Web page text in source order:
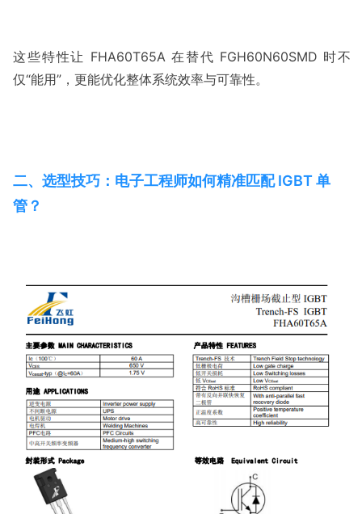
这些特性让 FHA60T65A 在替代 FGH60N60SMD 时不
二、选型技巧：电子工程师如何精准匹配 IGBT 单
管？